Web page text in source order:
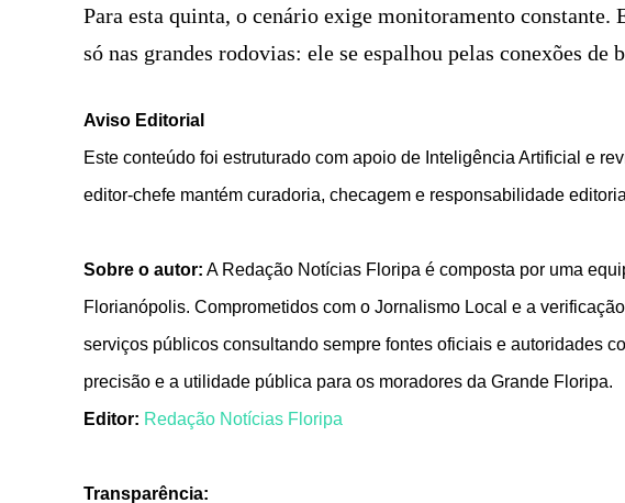
Para esta quinta, o cenário exige monitoramento
só nas grandes rodovias: ele se espalhou pelas conexões de
Aviso Editorial
Este conteúdo foi estruturado com apoio de Inteligência Artificial e
editor-chefe mantém curadoria, checagem e responsabilidade
Sobre o autor: A Redação Notícias Floripa é composta por uma
Florianópolis. Comprometidos com o Jornalismo Local e a
serviços públicos consultando sempre fontes oficiais e autoridades
precisão e a utilidade pública para os moradores da Grande Floripa.
Editor: Redação Notícias Floripa
Transparência: